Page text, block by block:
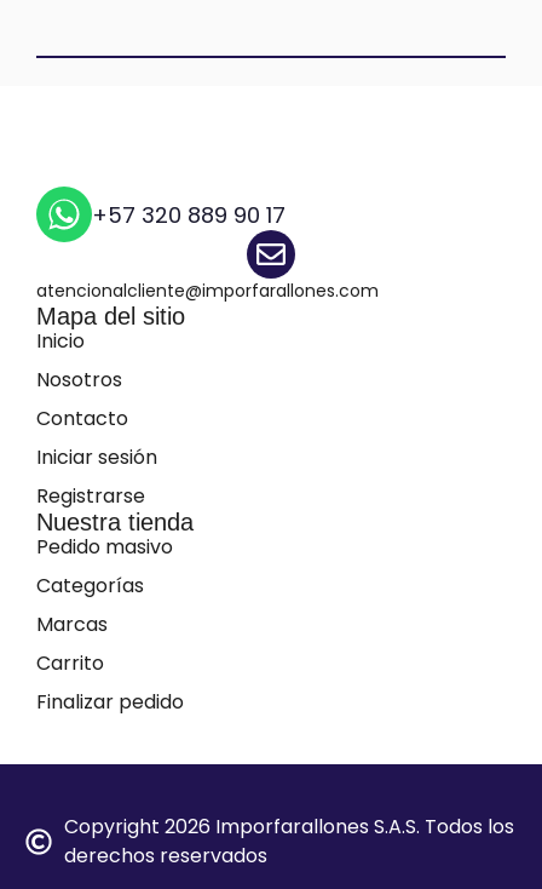
+57 320 889 90 17
atencionalcliente@imporfarallones.com
Mapa del sitio
Inicio
Nosotros
Contacto
Iniciar sesión
Registrarse
Nuestra tienda
Pedido masivo
Categorías
Marcas
Carrito
Finalizar pedido
Copyright 2026 Imporfarallones S.A.S. Todos los
derechos reservados